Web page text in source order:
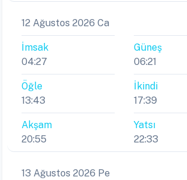
12 Ağustos 2026 Ca
İmsak
04:27
Güneş
06:21
Öğle
13:43
İkindi
17:39
Akşam
20:55
Yatsı
22:33
13 Ağustos 2026 Pe